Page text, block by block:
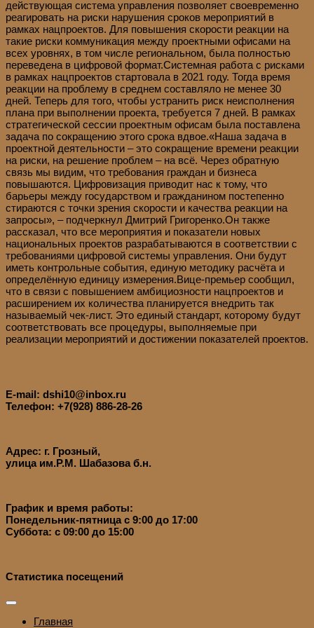
действующая система управления позволяет своевременно
реагировать на риски нарушения сроков мероприятий в
рамках нацпроектов. Для повышения скорости реакции на
такие риски коммуникация между проектными офисами на
всех уровнях, в том числе региональном, была полностью
переведена в цифровой формат.Системная работа с рисками
в рамках нацпроектов стартовала в 2021 году. Тогда время
реакции на проблему в среднем составляло не менее 30
дней. Теперь для того, чтобы устранить риск неисполнения
плана при выполнении проекта, требуется 7 дней. В рамках
стратегической сессии проектным офисам была поставлена
задача по сокращению этого срока вдвое.«Наша задача в
проектной деятельности – это сокращение времени реакции
на риски, на решение проблем – на всё. Через обратную
связь мы видим, что требования граждан и бизнеса
повышаются. Цифровизация приводит нас к тому, что
барьеры между государством и гражданином постепенно
стираются с точки зрения скорости и качества реакции на
запросы», – подчеркнул Дмитрий Григоренко.Он также
рассказал, что все мероприятия и показатели новых
национальных проектов разрабатываются в соответствии с
требованиями цифровой системы управления. Они будут
иметь контрольные события, единую методику расчёта и
определённую единицу измерения.Вице-премьер сообщил,
что в связи с повышением амбициозности нацпроектов и
расширением их количества планируется внедрить так
называемый чек-лист. Это единый стандарт, которому будут
соответствовать все процедуры, выполняемые при
реализации мероприятий и достижении показателей проектов.
E-mail: dshi10@inbox.ru
Телефон: +7(928) 886-28-26
Адрес: г. Грозный,
улица им.Р.М. Шабазова б.н.
График и время работы:
Понедельник-пятница с 9:00 до 17:00
Суббота: с 09:00 до 15:00
Статистика посещений
Главная